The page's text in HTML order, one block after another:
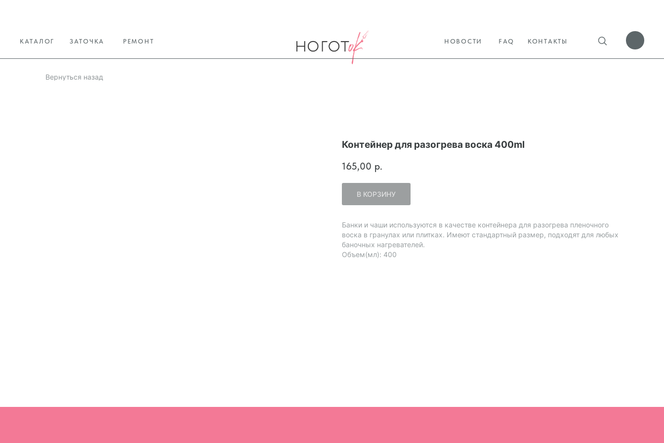
ЗАТОЧКА РЕМОНТ НОВОСТИ FAQ КОНТАКТЫ
КАТАЛОГ
Вернуться назад
Контейнер для разогрева воска 400ml
165,00 р.
В КОРЗИНУ
Банки и чаши используются в качестве контейнера для разогрева пленочного
воска в гранулах или плитках. Имеют стандартный размер, подходят для любых
баночных нагревателей.
Объем(мл): 400